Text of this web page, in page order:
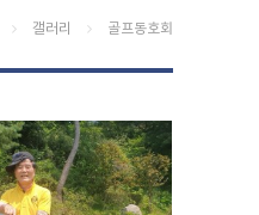
갤러리 골프동호회